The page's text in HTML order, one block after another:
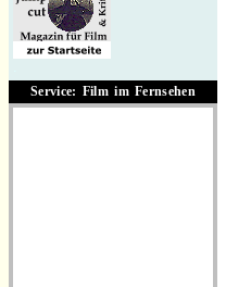
Service: Film im Fernsehen